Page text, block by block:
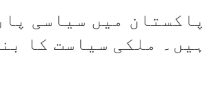
پاکستان میں سیاسی
ہیں۔ ملکی سیاست کا